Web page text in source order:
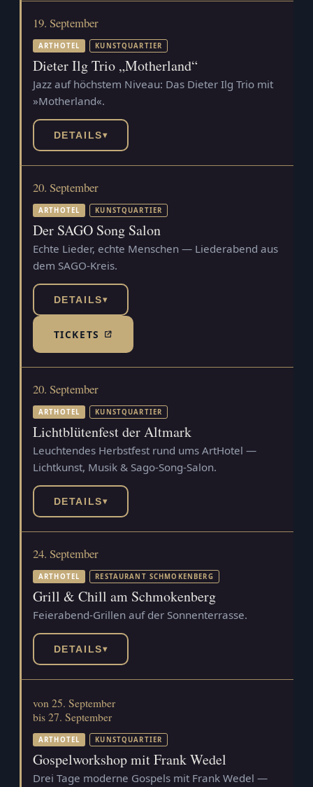
19. September
ARTHOTEL KUNSTQUARTIER
Dieter Ilg Trio „Motherland“
Jazz auf höchstem Niveau: Das Dieter Ilg Trio mit
»Motherland«.
DETAILS▾
20. September
ARTHOTEL KUNSTQUARTIER
Der SAGO Song Salon
Echte Lieder, echte Menschen — Liederabend aus
dem SAGO-Kreis.
DETAILS▾
TICKETS(TICKETSHOP, ÖFFNET IN NEUEM TAB)
20. September
ARTHOTEL KUNSTQUARTIER
Lichtblütenfest der Altmark
Leuchtendes Herbstfest rund ums ArtHotel —
Lichtkunst, Musik & Sago-Song-Salon.
DETAILS▾
24. September
ARTHOTEL RESTAURANT SCHMOKENBERG
Grill & Chill am Schmokenberg
Feierabend-Grillen auf der Sonnenterrasse.
DETAILS▾
von 25. September
bis 27. September
ARTHOTEL KUNSTQUARTIER
Gospelworkshop mit Frank Wedel
Drei Tage moderne Gospels mit Frank Wedel —